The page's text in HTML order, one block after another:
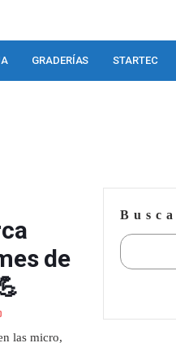
GRADERÍAS STARTEC
de
las micro,